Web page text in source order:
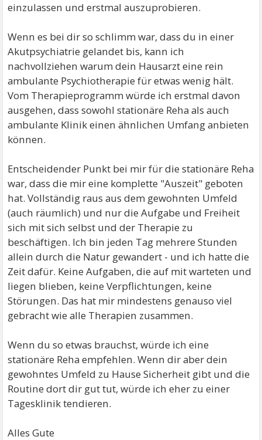
einzulassen und erstmal auszuprobieren.
Wenn es bei dir so schlimm war, dass du in einer
Akutpsychiatrie gelandet bis, kann ich
nachvollziehen warum dein Hausarzt eine rein
ambulante Psychiotherapie für etwas wenig hält.
Vom Therapieprogramm würde ich erstmal davon
ausgehen, dass sowohl stationäre Reha als auch
ambulante Klinik einen ähnlichen Umfang anbieten
können.
Entscheidender Punkt bei mir für die stationäre Reha
war, dass die mir eine komplette "Auszeit" geboten
hat. Vollständig raus aus dem gewohnten Umfeld
(auch räumlich) und nur die Aufgabe und Freiheit
sich mit sich selbst und der Therapie zu
beschäftigen. Ich bin jeden Tag mehrere Stunden
allein durch die Natur gewandert - und ich hatte die
Zeit dafür. Keine Aufgaben, die auf mit warteten und
liegen blieben, keine Verpflichtungen, keine
Störungen. Das hat mir mindestens genauso viel
gebracht wie alle Therapien zusammen.
Wenn du so etwas brauchst, würde ich eine
stationäre Reha empfehlen. Wenn dir aber dein
gewohntes Umfeld zu Hause Sicherheit gibt und die
Routine dort dir gut tut, würde ich eher zu einer
Tagesklinik tendieren.
Alles Gute